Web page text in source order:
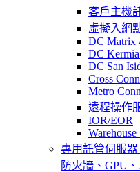
客戶主機
虛擬入網
DC Matrix
DC
DC San
Cross
Metro
遠程操作
IOR/EOR
Warehouse
專用託管伺服器
防火牆、GPU